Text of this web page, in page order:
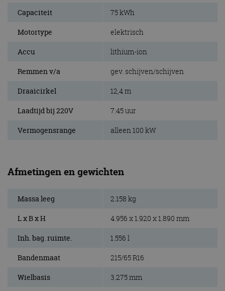
Capaciteit 75 kWh
Motortype elektrisch
Accu lithium-ion
Remmen v/a gev. schijven/schijven
Draaicirkel 12,4 m
Laadtijd bij 220V 7:45 uur
Vermogensrange alleen 100 kW
Afmetingen en gewichten
Massa leeg 2.158 kg
L x B x H 4.956 x 1.920 x 1.890 mm
Inh. bag. ruimte. 1.556 l
Bandenmaat 215/65 R16
Wielbasis 3.275 mm